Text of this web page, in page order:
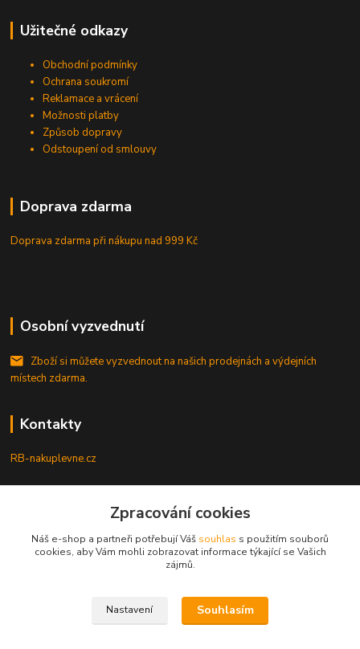
Užitečné odkazy
Obchodní podmínky
Ochrana soukromí
Reklamace a vrácení
Možnosti platby
Způsob dopravy
Odstoupení od smlouvy
Doprava zdarma
Doprava zdarma při nákupunad 999 Kč
Osobní vyzvednutí
Zboží si můžete vyzvednout na našich prodejnách a výdejních
místech zdarma.
Kontakty
RB-nakuplevne.cz
+420 222722421
info@rb-nakuplevne.cz
Zpracování cookies
Náš e-shop a partneři potřebují Váš souhlas s použitím souborů
cookies, aby Vám mohli zobrazovat informace týkající se Vašich
zájmů.
Nastavení Souhlasím